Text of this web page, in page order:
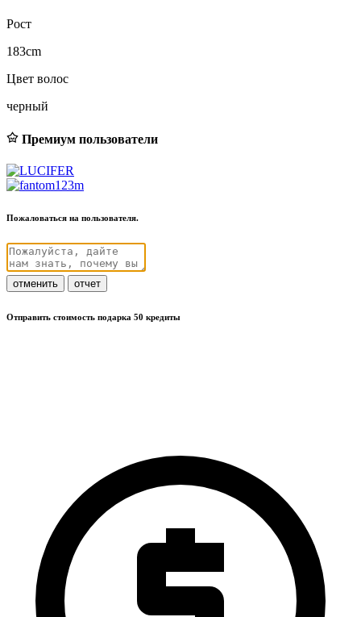
Рост
183cm
Цвет волос
черный
Премиум пользователи
Пожаловаться на пользователя.
отменить отчет
Отправить стоимость подарка 50 кредиты